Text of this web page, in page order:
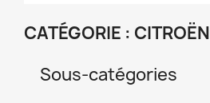
CATÉGORIE : CITROËN
Sous-catégories